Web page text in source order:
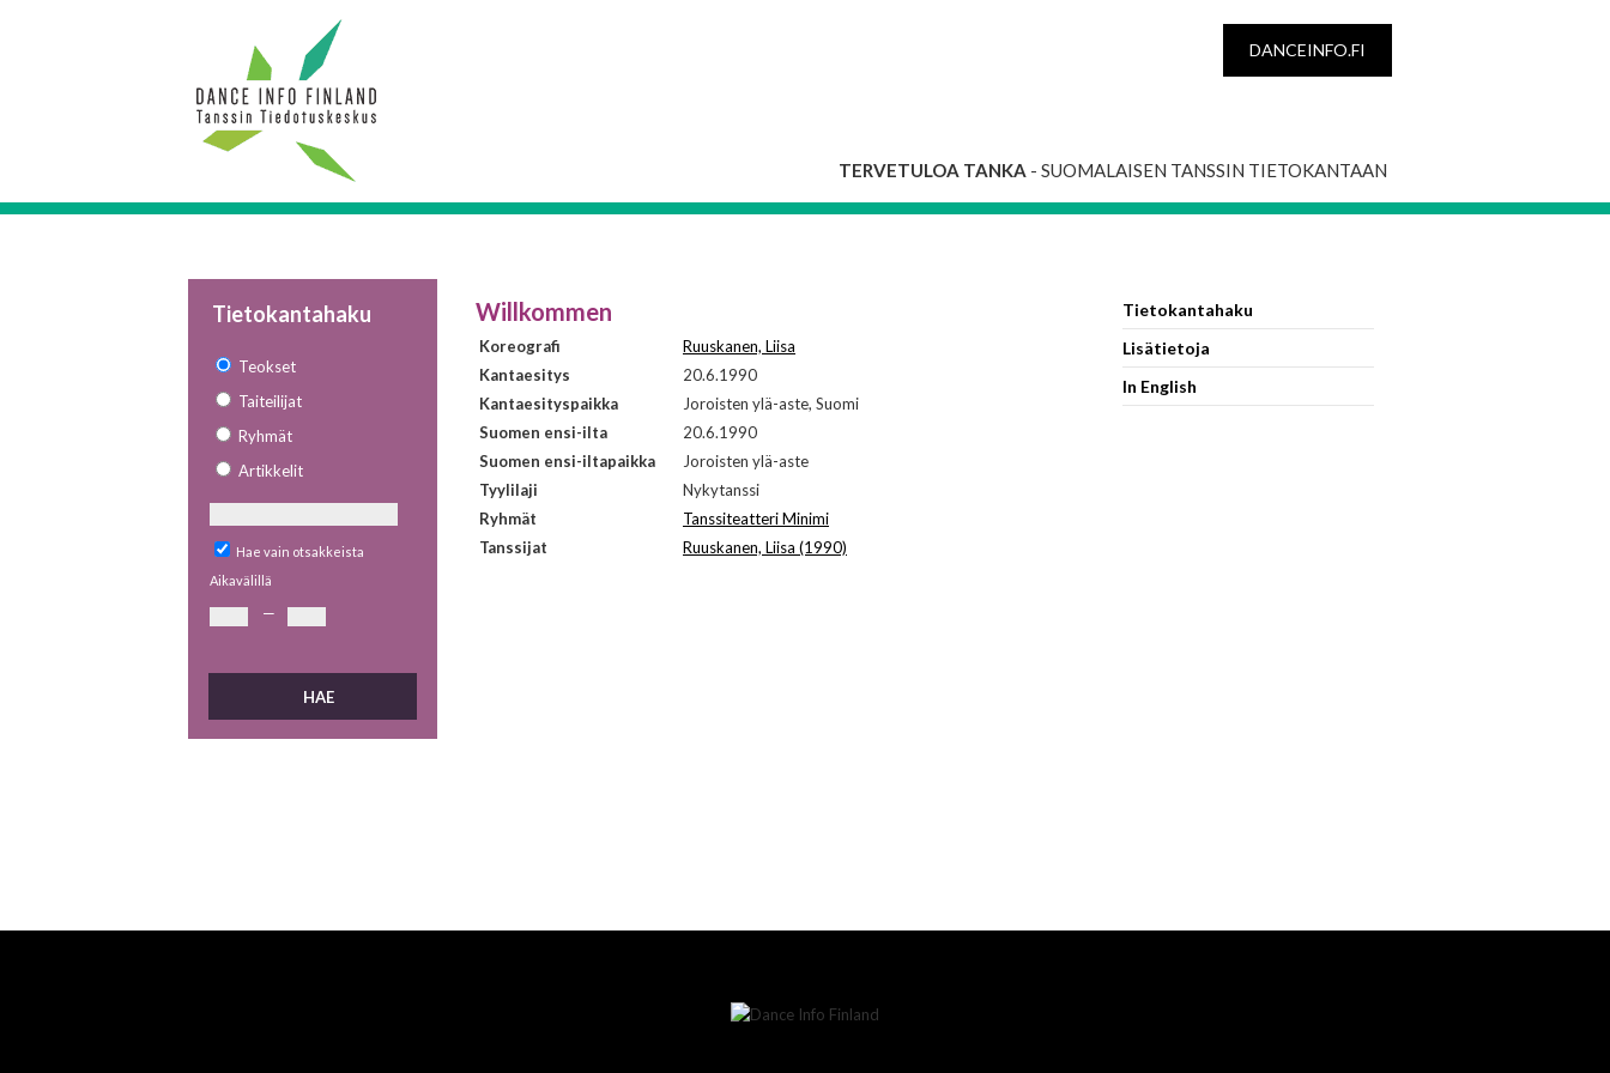
DANCEINFO.FI
TERVETULOA TANKA - SUOMALAISEN TANSSIN TIETOKANTAAN
Tietokantahaku
Teokset
Taiteilijat
Ryhmät
Artikkelit
Hae vain otsakkeista
Aikavälillä
—
Willkommen
Koreografi
Ruuskanen, Liisa
Kantaesitys
20.6.1990
Kantaesityspaikka
Joroisten ylä-aste, Suomi
Suomen ensi-ilta
20.6.1990
Suomen ensi-iltapaikka
Joroisten ylä-aste
Tyylilaji
Nykytanssi
Ryhmät
Tanssiteatteri Minimi
Tanssijat
Ruuskanen, Liisa (1990)
Tietokantahaku
Lisätietoja
In English